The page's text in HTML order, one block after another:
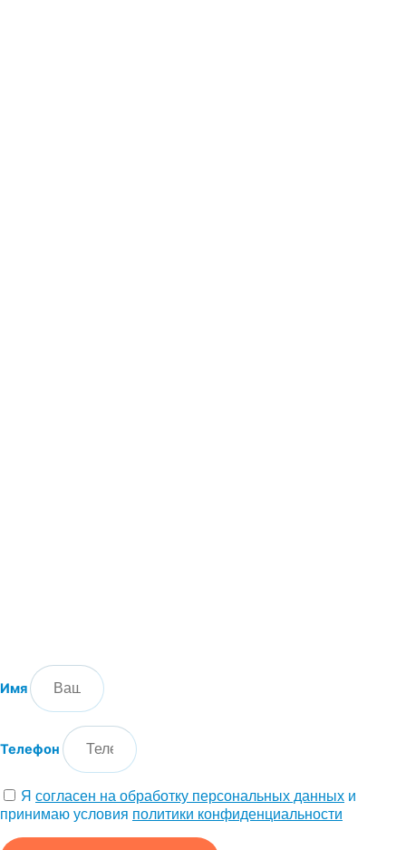
Имя
Телефон
Я согласен на обработку персональных данных и
принимаю условия политики конфиденциальности